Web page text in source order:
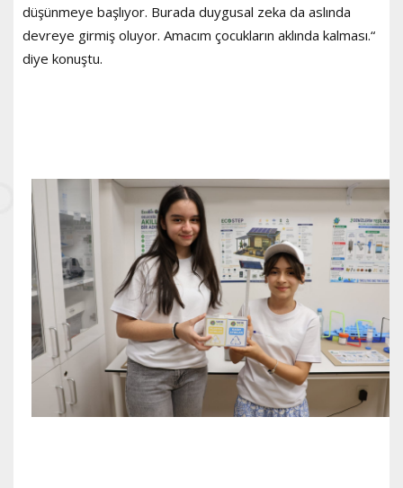
düşünmeye başlıyor. Burada duygusal zeka da aslında
devreye girmiş oluyor. Amacım çocukların aklında kalması.“
diye konuştu.